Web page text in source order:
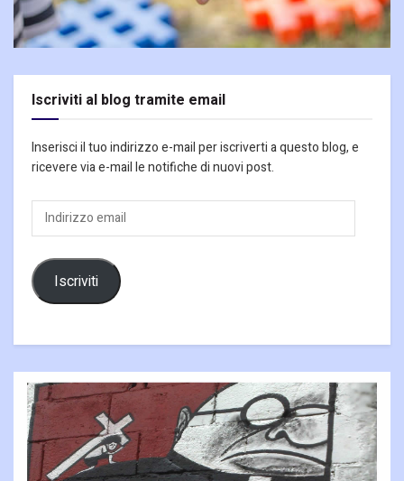
Iscriviti al blog tramite email
Inserisci il tuo indirizzo e-mail per iscriverti a questo blog, e
ricevere via e-mail le notifiche di nuovi post.
Indirizzo
email
Iscriviti